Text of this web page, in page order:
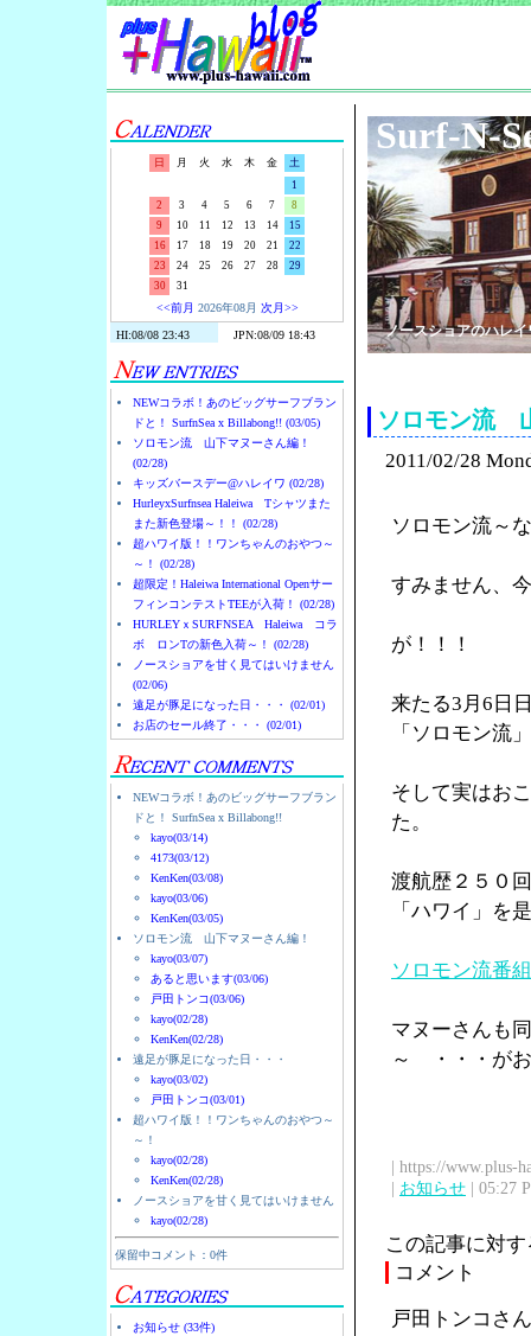
日 月 火 水 木 金
土
1
2
3 4 5 6 7
8
9
10 11 12 13 14
15
16
17 18 19 20 21
22
23
24 25 26 27 28
29
30
31
<<前月 2026年08月 次月>>
NEWコラボ！あのビッグサーフブラン
ドと！ SurfnSea x Billabong!! (03/05)
ソロモン流 山下マヌーさん編！
(02/28)
キッズバースデー@ハレイワ (02/28)
HurleyxSurfnsea Haleiwa Tシャツまた
また新色登場～！！ (02/28)
超ハワイ版！！ワンちゃんのおやつ～
～！ (02/28)
超限定！Haleiwa International Openサー
フィンコンテストTEEが入荷！ (02/28)
HURLEYｘSURFNSEA Haleiwa コラ
ボ ロンTの新色入荷～！ (02/28)
ノースショアを甘く見てはいけません
(02/06)
遠足が豚足になった日・・・ (02/01)
お店のセール終了・・・ (02/01)
NEWコラボ！あのビッグサーフブラン
ドと！ SurfnSea x Billabong!!
kayo(03/14)
4173(03/12)
KenKen(03/08)
kayo(03/06)
KenKen(03/05)
ソロモン流 山下マヌーさん編！
kayo(03/07)
あると思います(03/06)
戸田トンコ(03/06)
kayo(02/28)
KenKen(02/28)
遠足が豚足になった日・・・
kayo(03/02)
戸田トンコ(03/01)
超ハワイ版！！ワンちゃんのおやつ～
～！
kayo(02/28)
KenKen(02/28)
ノースショアを甘く見てはいけません
kayo(02/28)
保留中コメント：0件
お知らせ (33件)
Surf-N-
ノースショアのハレ
ソロモン流
2011/02/28
ソロモン流～
すみません、
が！！！
来たる3月6日
「ソロモン流
そして実はお
た。
渡航歴２５０
「ハワイ」を
ソロモン流番
マヌーさんも
～ ・・・がお
| https://www.plus-
| お知らせ | 05:27
この記事に対
コメント
戸田トンコさ